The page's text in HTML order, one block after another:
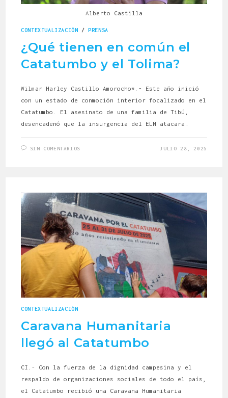
Alberto Castilla
CONTEXTUALIZACIÓN / PRENSA
¿Qué tienen en común el
Catatumbo y el Tolima?
Wilmar Harley Castillo Amorocho*.- Este año inició
con un estado de conmoción interior focalizado en el
Catatumbo. El asesinato de una familia de Tibú,
desencadenó que la insurgencia del ELN atacara…
SIN COMENTARIOS JULIO 28, 2025
CONTEXTUALIZACIÓN
Caravana Humanitaria
llegó al Catatumbo
CI.- Con la fuerza de la dignidad campesina y el
respaldo de organizaciones sociales de todo el país,
el Catatumbo recibió una Caravana Humanitaria